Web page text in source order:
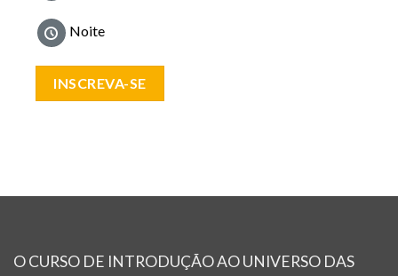
Noite
INSCREVA-SE
O CURSO DE INTRODUÇÃO AO UNIVERSO DAS